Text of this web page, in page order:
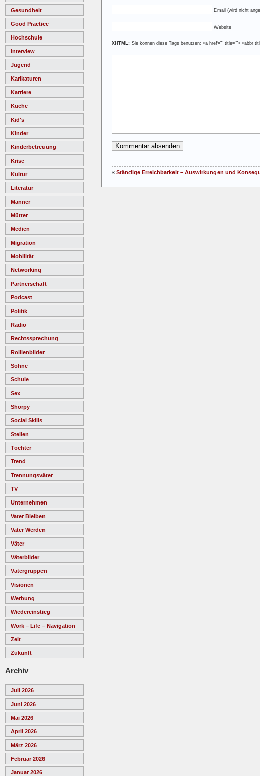
Gesundheit
Good Practice
Hochschule
Interview
Jugend
Karikaturen
Karriere
Küche
Kid's
Kinder
Kinderbetreuung
Krise
Kultur
Literatur
Männer
Mütter
Medien
Migration
Mobilität
Networking
Partnerschaft
Podcast
Politik
Radio
Rechtssprechung
Rolllenbilder
Söhne
Schule
Sex
Shorpy
Social Skills
Stellen
Töchter
Trend
Trennungsväter
TV
Unternehmen
Vater Bleiben
Vater Werden
Väter
Väterbilder
Vätergruppen
Visionen
Werbung
Wiedereinstieg
Work – Life – Navigation
Zeit
Zukunft
Archiv
Juli 2026
Juni 2026
Mai 2026
April 2026
März 2026
Februar 2026
Januar 2026
Email (wird nicht
Website
XHTML: Sie können diese Tags benutzen: <a href="" title=""> <abbr
« Ständige Erreichbarkeit – Auswirkungen und